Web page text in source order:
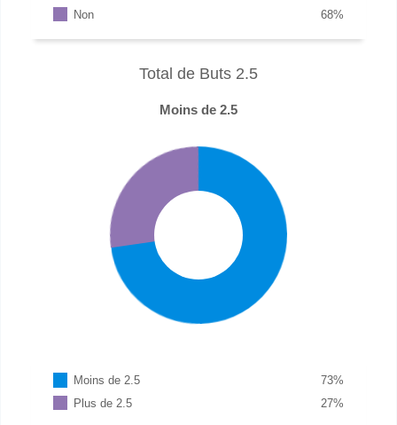
Non
%
68
Total de Buts 2.5
Moins de 2.5
Moins de 2.5 %
73
Plus de 2.5
%
27